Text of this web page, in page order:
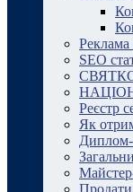
Реклама
SEO
Реєстр
Як
Диплом-